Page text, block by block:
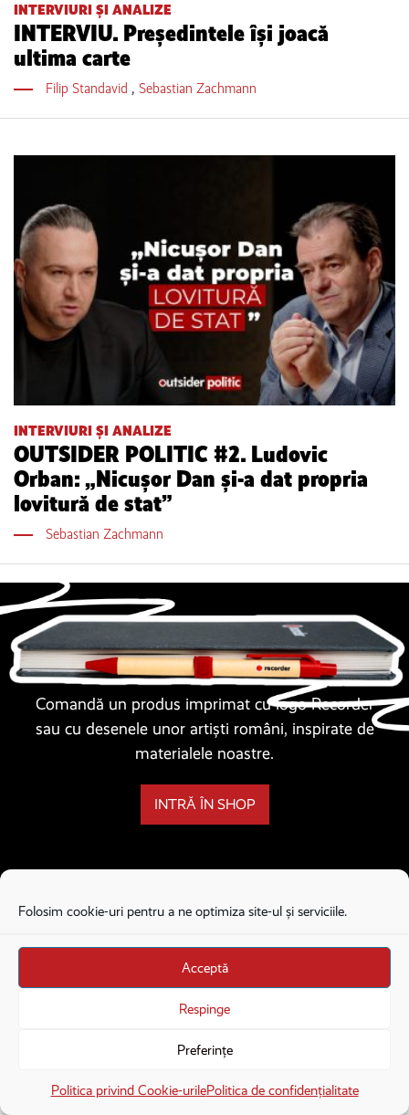
Folosim cookie-uri pentru a ne optimiza site-ul și serviciile.
Acceptă
Respinge
Preferințe
Politica privind Cookie-urilePolitica de confidențialitate
INTERVIURI ȘI ANALIZE
INTERVIU. Președintele își joacă
ultima carte
Filip Standavid , Sebastian Zachmann
INTERVIURI ȘI ANALIZE
OUTSIDER POLITIC #2. Ludovic
Orban: „Nicușor Dan și-a dat propria
lovitură de stat”
Sebastian Zachmann
Comandă un produs imprimat cu logo Recorder
sau cu desenele unor artiști români, inspirate de
materialele noastre.
INTRĂ ÎN SHOP
Deschide în aplicație Deschide